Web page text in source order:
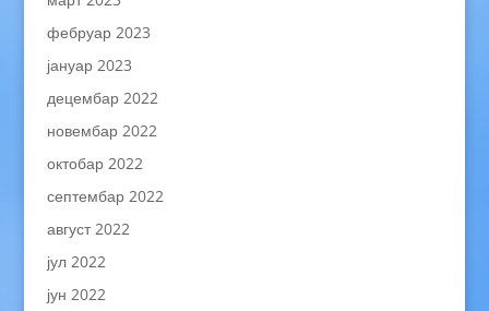
фебруар 2023
јануар 2023
децембар 2022
новембар 2022
октобар 2022
септембар 2022
август 2022
јул 2022
јун 2022